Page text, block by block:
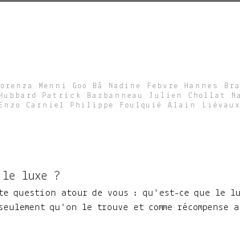
Menni Goo Bâ Nadine Febvre Hannes
Patrick Barbanneau Julien Chollat
Carniel Philippe Foulquié Alain Liévaux
le luxe ?
question atour de vous : qu'est-ce que le
qu'on le trouve et comme récompense